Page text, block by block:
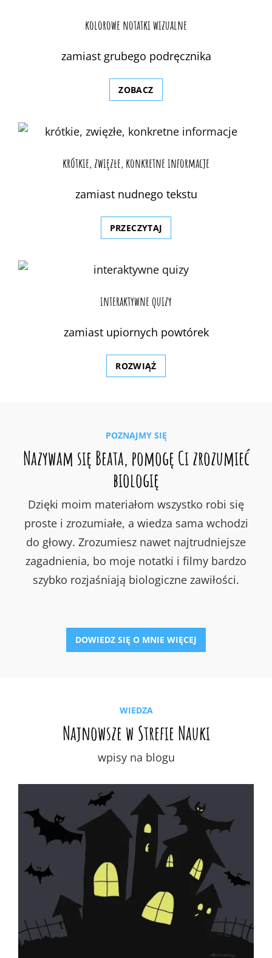
kolorowe notatki wizualne
zamiast grubego podręcznika
ZOBACZ
krótkie, zwięzłe, konkretne informacje
zamiast nudnego tekstu
PRZECZYTAJ
interaktywne quizy
zamiast upiornych powtórek
ROZWIĄŻ
POZNAJMY SIĘ
Nazywam się Beata, pomogę Ci zrozumieć
biologię
Dzięki moim materiałom wszystko robi się
proste i zrozumiałe, a wiedza sama wchodzi
do głowy. Zrozumiesz nawet najtrudniejsze
zagadnienia, bo moje notatki i filmy bardzo
szybko rozjaśniają biologiczne zawiłości.
DOWIEDZ SIĘ O MNIE WIĘCEJ
WIEDZA
Najnowsze w Strefie Nauki
wpisy na blogu